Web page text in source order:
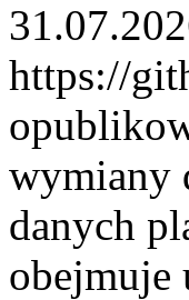
https://
wymiany
danych
obejmuje